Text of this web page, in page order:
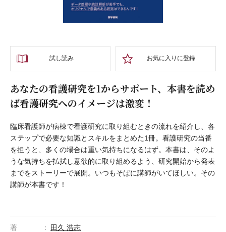
試し読み お気に入りに登録
あなたの看護研究を1からサポート、本書を読め
ば看護研究へのイメージは激変！
臨床看護師が病棟で看護研究に取り組むときの流れを紹介し、各
ステップで必要な知識とスキルをまとめた1冊。看護研究の当番
を担うと、多くの場合は重い気持ちになるはず。本書は、そのよ
うな気持ちを払拭し意欲的に取り組めるよう、研究開始から発表
までをストーリーで展開。いつもそばに講師がいてほしい。その
講師が本書です！
著 田久 浩志